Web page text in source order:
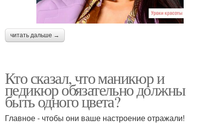
читать дальше →
Кто сказал, что маникюр и
педикюр обязательно должны
быть одного цвета?
Главное - чтобы они ваше настроение отражали!